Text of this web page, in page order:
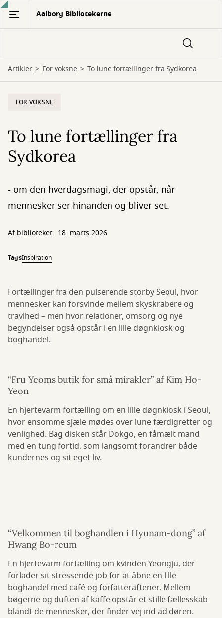
Gå
hovedindhold
Aalborg Bibliotekerne
Artikler For voksne To lune fortællinger fra Sydkorea
FOR VOKSNE
To lune fortællinger fra
Sydkorea
- om den hverdagsmagi, der opstår, når
mennesker ser hinanden og bliver set.
Af biblioteket 18. marts 2026
TagsInspiration
Fortællinger fra den pulserende storby Seoul, hvor
mennesker kan forsvinde mellem skyskrabere og
travlhed – men hvor relationer, omsorg og nye
begyndelser også opstår i en lille døgnkiosk og
boghandel.
“Fru Yeoms butik for små mirakler” af Kim Ho-
Yeon
En hjertevarm fortælling om en lille døgnkiosk i Seoul,
hvor ensomme sjæle mødes over lune færdigretter og
venlighed. Bag disken står Dokgo, en fåmælt mand
med en tung fortid, som langsomt forandrer både
kundernes og sit eget liv.
“Velkommen til boghandlen i Hyunam-dong” af
Hwang Bo-reum
En hjertevarm fortælling om kvinden Yeongju, der
forlader sit stressende job for at åbne en lille
boghandel med café og forfatteraftener. Mellem
bøgerne og duften af kaffe opstår et stille fællesskab
blandt de mennesker, der finder vej ind ad døren.